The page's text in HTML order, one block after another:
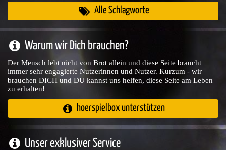
Alle Schlagworte
Warum wir Dich brauchen?
Der Mensch lebt nicht von Brot allein und diese Seite braucht
immer sehr engagierte Nutzerinnen und Nutzer. Kurzum - wir
brauchen DICH und DU kannst uns helfen, diese Seite am Leben
zu erhalten!
hoerspielbox unterstützen
Unser exklusiver Service